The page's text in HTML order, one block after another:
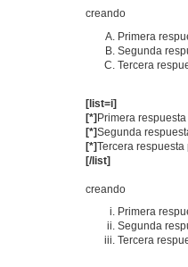
creando
Primera
Segunda
Tercera
[list=i]
[*]Primera
[*]Segunda
[*]Tercera respuesta
[/list]
creando
Primera
Segunda
Tercera